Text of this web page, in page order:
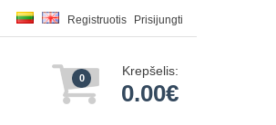
Registruotis Prisijungti
0 Krepšelis:
0.00€